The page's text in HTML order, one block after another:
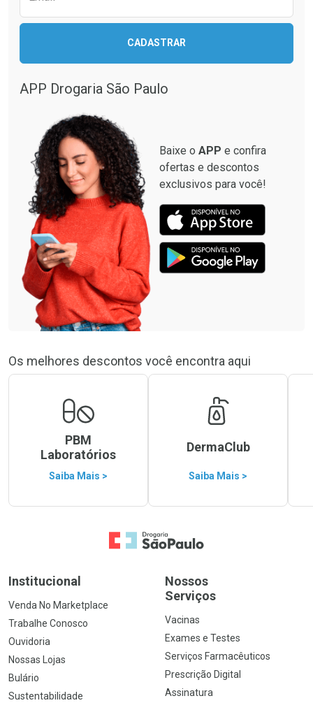
CADASTRAR
APP Drogaria São Paulo
Baixe o APP e confira
ofertas e descontos
exclusivos para você!
Os melhores descontos você encontra aqui
PBM
Laboratórios
Saiba Mais >
DermaClub
Saiba Mais >
Ir para a Home
Institucional
Venda No Marketplace
Trabalhe Conosco
Ouvidoria
Nossas Lojas
Bulário
Sustentabilidade
Nossos
Serviços
Vacinas
Exames e Testes
Serviços Farmacêuticos
Prescrição Digital
Assinatura